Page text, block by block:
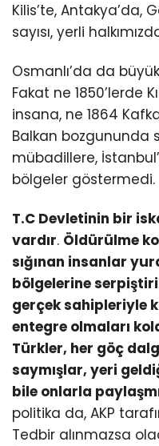
Kilis’te, Antakya’da,
sayısı, yerli
Osmanlı’da da
Fakat ne 1850’lerde
insana, ne 1864
Balkan bozgununda
mübadillere,
bölgeler göstermedi.
T.C Devletinin bir
vardır. Öldürülme
sığınan insanlar
bölgelerine
gerçek sahipleriyle
entegre olmaları
Türkler, her göç
saymışlar, yeri
bile onlarla
politika da, AKP
Tedbir alınmazsa